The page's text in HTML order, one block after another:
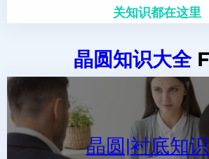
关知识都在这里
晶圆知识大全
晶圆|衬底知